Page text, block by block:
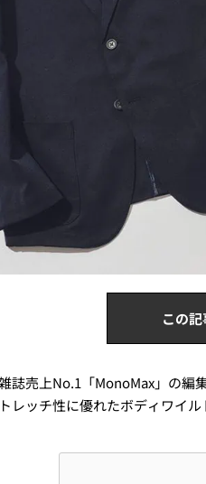
この
誌売上No.1「MonoMax」の編
レッチ性に優れたボディワイ